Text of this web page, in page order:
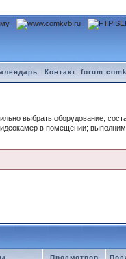
Контакт.
выбрать оборудование;
в помещении;
Просмотров